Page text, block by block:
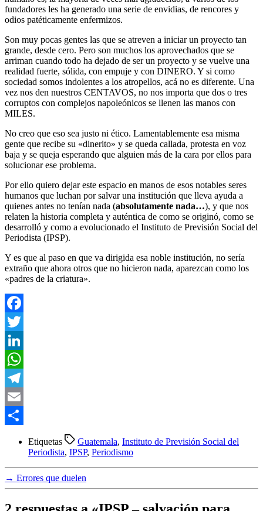
fundadores les ha generado una serie de envidias, de rencores y
odios patéticamente enfermizos.
Son muy pocas gentes las que se atreven a iniciar un proyecto tan
grande, desde cero. Pero son muchos los aprovechados que se
arriman cuando todo ha dejado de ser un proyecto y se vuelve una
realidad fuerte, sólida, con empuje y con DINERO. Y si como
sociedad somos indolentes a los atropellos, acá no es diferente. Una
vez nos den nuestros CENTAVOS, no nos importa que dos o tres
corruptos con complejos napoleónicos se llenen las manos con
MILES.
No creo que eso sea justo ni ético. Lamentablemente esa misma
gente que recibe su «dinerito» y se queda callada, protesta en voz
baja y se queja esperando que alguien más de la cara por ellos para
solucionar ese problema.
Por ello quiero dejar este espacio en manos de esos notables seres
humanos que luchan por salvar una institución que lleva ayuda a
quienes antes no tenían nada (absolutamente nada…), y que nos
relaten la historia completa y auténtica de como se originó, como se
desarrolló y como a evolucionado el Instituto de Previsión Social del
Periodista (IPSP).
Y es que al paso en que va dirigida esa noble institución, no sería
extraño que ahora otros que no hicieron nada, aparezcan como los
«padres de la criatura».
Facebook
Twitter
LinkedIn
WhatsApp
Telegram
Email
Etiquetas Guatemala, Instituto de Previsión Social del
Periodista, IPSP, Periodismo
→ Errores que duelen